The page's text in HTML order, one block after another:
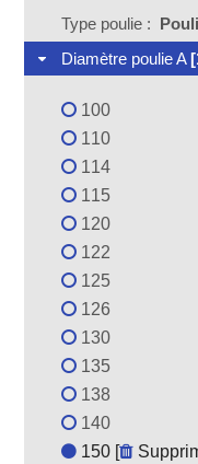
Type poulie :
Diamètre poulie A
100
110
114
115
120
122
125
126
130
135
138
140
150 [